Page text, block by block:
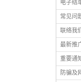
电子结
常见问
联络我
最新推
重要通
防骗及